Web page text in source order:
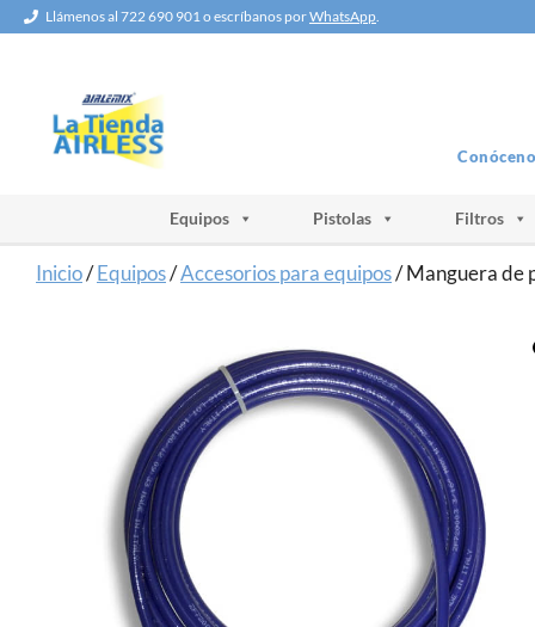
SaltarLlámenos al 722 690 901 o escríbanos porWhatsApp.
Equipos Pistolas Filtros
Inicio/Equipos/Accesorios para equipos/ Manguera de